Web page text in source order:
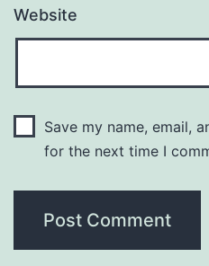
Website
Save my name, email,
for the next time I